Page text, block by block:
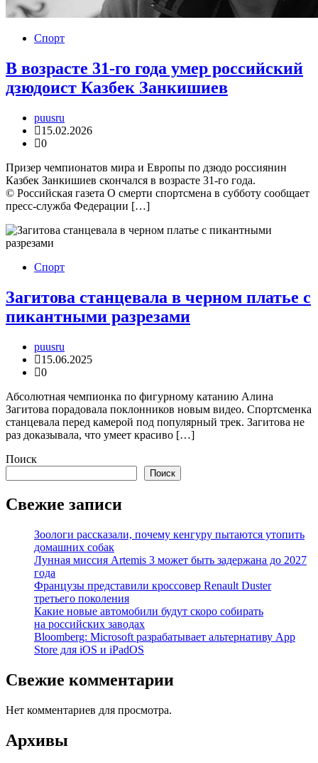
Спорт
В возрасте 31-го года умер российский
дзюдоист Казбек Занкишиев
puusru
15.02.2026
0
Призер чемпионатов мира и Европы по дзюдо россиянин
Казбек Занкишиев скончался в возрасте 31-го года.
© Российская газета О смерти спортсмена в субботу сообщает
пресс-служба Федерации […]
Спорт
Загитова станцевала в черном платье с
пикантными разрезами
puusru
15.06.2025
0
Абсолютная чемпионка по фигурному катанию Алина
Загитова порадовала поклонников новым видео. Спортсменка
станцевала перед камерой под популярный трек. Загитова не
раз доказывала, что умеет красиво […]
Поиск
Поиск
Свежие записи
Зоологи рассказали, почему кенгуру пытаются утопить
домашних собак
Лунная миссия Artemis 3 может быть задержана до 2027
года
Французы представили кроссовер Renault Duster
третьего поколения
Какие новые автомобили будут скоро собирать
на российских заводах
Bloomberg: Microsoft разрабатывает альтернативу App
Store для iOS и iPadOS
Свежие комментарии
Нет комментариев для просмотра.
Архивы